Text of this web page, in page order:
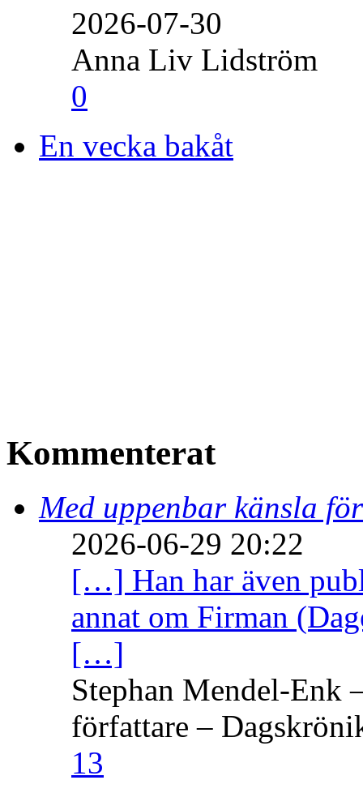
2026-07-30
Anna Liv Lidström
0
En vecka bakåt
Kommenterat
Med uppenbar känsla
2026-06-29 20:22
[…] Han har även
annat om Firman
[…]
Stephan Mendel-Enk
författare –
13